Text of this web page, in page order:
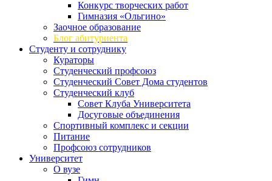
Конкурс творческих работ
Гимназия «Ольгино»
Заочное образование
Блог абитуриента
Студенту и сотруднику
Кураторы
Студенческий профсоюз
Студенческий Совет Дома студентов
Студенческий клуб
Совет Клуба Университета
Досуговые объединения
Спортивный комплекс и секции
Питание
Профсоюз сотрудников
Университет
О вузе